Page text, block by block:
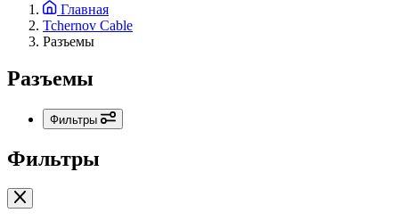
Главная
Tchernov Cable
Разъемы
Разъемы
Фильтры
Фильтры